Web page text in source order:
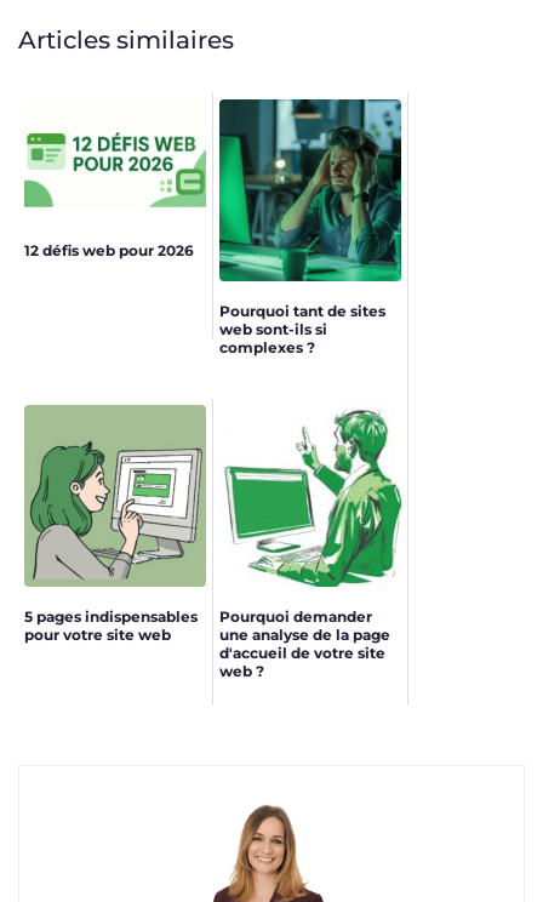
Articles similaires
12 défis web pour 2026
Pourquoi tant de sites
web sont-ils si
complexes ?
5 pages indispensables
pour votre site web
Pourquoi demander
une analyse de la page
d'accueil de votre site
web ?